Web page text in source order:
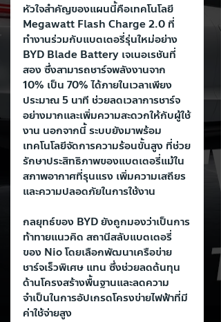
หัวใจสำคัญของแผนนี้คือเทคโนโลยี
Megawatt Flash Charge 2.0 ที่
ทำงานร่วมกับแบตเตอรี่รุ่นใหม่อย่าง
BYD Blade Battery เจเนอเรชันที่
สอง ซึ่งสามารถชาร์จพลังงานจาก
10% เป็น 70% ได้ภายในเวลาเพียง
ประมาณ 5 นาที ช่วยลดเวลาการชาร์จ
อย่างมากและเพิ่มความสะดวกให้กับผู้ใช้
งาน นอกจากนี้ ระบบยังมาพร้อม
เทคโนโลยีจัดการความร้อนขั้นสูง ที่ช่วย
รักษาประสิทธิภาพของแบตเตอรี่แม้ใน
สภาพอากาศที่รุนแรง เพิ่มความเสถียร
และความปลอดภัยในการใช้งาน
กลยุทธ์ของ BYD ยังถูกมองว่าเป็นการ
ท้าทายแนวคิด สถานีสลับแบตเตอรี่
ของ Nio โดยเลือกพัฒนาเครือข่าย
ชาร์จเร็วพิเศษ แทน ซึ่งช่วยลดต้นทุน
ด้านโครงสร้างพื้นฐานและลดความ
จำเป็นในการอัปเกรดโครงข่ายไฟฟ้าที่มี
ค่าใช้จ่ายสูง